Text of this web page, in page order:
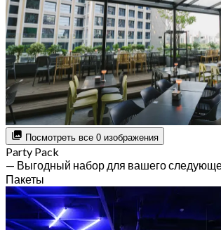
Посмотреть все 0 изображения
Party Pack
— Выгодный набор для вашего
Пакеты